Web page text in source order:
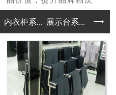
内衣柜系... 展示台系... 中岛